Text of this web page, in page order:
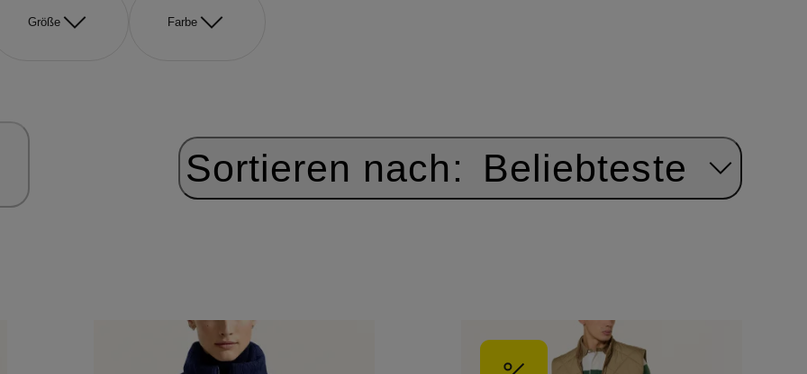
Größe Farbe
Sortieren nach: Beliebteste